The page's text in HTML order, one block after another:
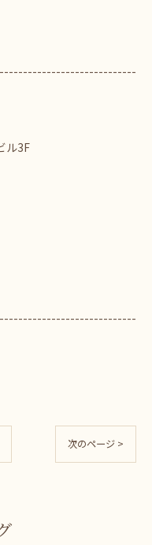
ル3F
次のページ >